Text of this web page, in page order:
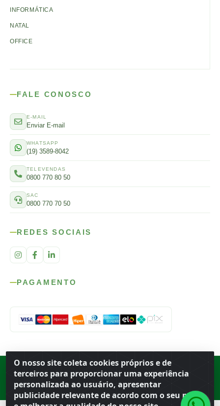
O nosso site coleta cookies próprios e de
terceiros para proporcionar uma experiência
personalizada ao usuário, apresentar
publicidade relevante de acordo com o seu perfil
INFORMÁTICA
NATAL
OFFICE
FALE CONOSCO
E-MAIL
Enviar E-mail
WHATSAPP
(19) 3589-8042
TELEVENDAS
0800 770 80 50
SAC
0800 770 70 50
REDES SOCIAIS
PAGAMENTO
Porto Ferreira ·BR
13.669-899· CNPJ 56.679.863/0001-91
© 2026 Atacado Ideal